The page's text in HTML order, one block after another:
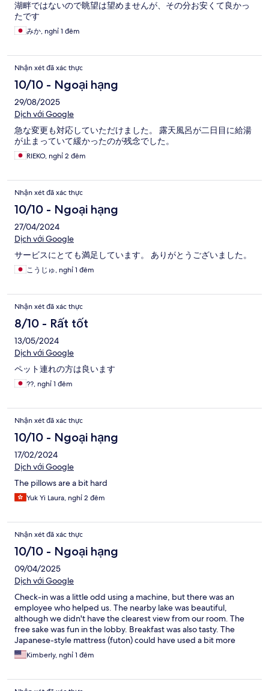
湖畔ではないので眺望は望めませんが、その分お安くて良かっ
たです
みか, nghỉ 1 đêm
Nhận xét đã xác thực
10/10 - Ngoại hạng
29/08/2025
Dịch với Google
急な変更も対応していただけました。 露天風呂が二日目に給湯
が止まっていて緩かったのが残念でした。
RIEKO, nghỉ 2 đêm
Nhận xét đã xác thực
10/10 - Ngoại hạng
27/04/2024
Dịch với Google
サービスにとても満足しています。 ありがとうございました。
こうじゅ, nghỉ 1 đêm
Nhận xét đã xác thực
8/10 - Rất tốt
13/05/2024
Dịch với Google
ペット連れの方は良います
??, nghỉ 1 đêm
Nhận xét đã xác thực
10/10 - Ngoại hạng
17/02/2024
Dịch với Google
The pillows are a bit hard
Yuk Yi Laura, nghỉ 2 đêm
Nhận xét đã xác thực
10/10 - Ngoại hạng
09/04/2025
Dịch với Google
Check-in was a little odd using a machine, but there was an
employee who helped us. The nearby lake was beautiful,
although we didn't have the clearest view from our room. The
free sake was fun in the lobby. Breakfast was also tasty. The
Japanese-style mattress (futon) could have used a bit more
padding.
Kimberly, nghỉ 1 đêm